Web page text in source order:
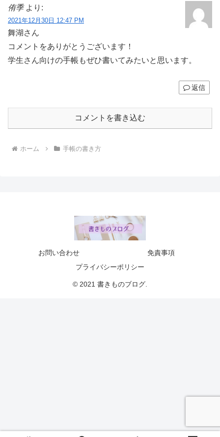
侑季 より:
2021年12月30日 12:47 PM
舞湖さん
コメントをありがとうございます！
学生さん向けの手帳もぜひ書いてみたいと思います。
返信
コメントを書き込む
ホーム 手帳の書き方
お問い合わせ
免責事項
プライバシーポリシー
© 2021 書きものブログ.